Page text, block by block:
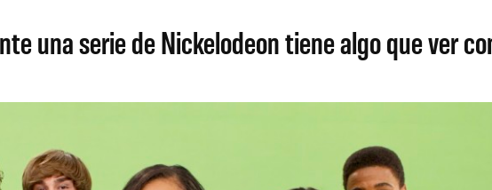
una serie de Nickelodeon tiene algo que ver